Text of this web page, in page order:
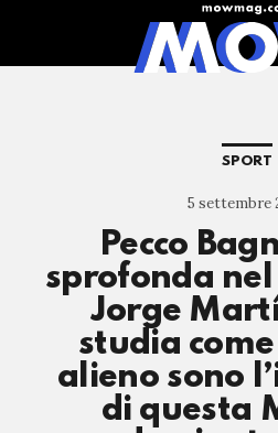
SPORT
5 settembre
Pecco
sprofonda
Jorge
studia
alieno sono
di questa